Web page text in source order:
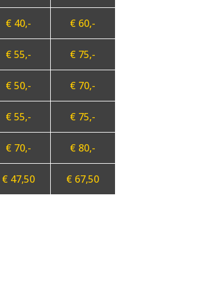
€ 40,- € 60,-
€ 55,- € 75,-
€ 50,- € 70,-
€ 55,- € 75,-
€ 70,- € 80,-
€ 47,50 € 67,50